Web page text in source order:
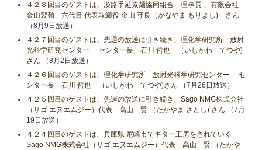
４２８回目のゲストは、淡路手延素麺協同組合 理事長 、有限会社
金山製麺 六代目 代表取締役 金山 守良（かなやま もりよし) さん
（8月9日放送）
４２７回目のゲストは、先週の放送に引き続き、理化学研究所 放射
光科学研究センター センター長 石川 哲也 （いしかわ てつや)
さん （8月2日放送）
４２６回目のゲストは、理化学研究所 放射光科学研究センター セ
ンター長 石川 哲也 （いしかわ てつや)さん （7月26日放送）
４２５回目のゲストは、先週の放送に引き続き、Sago NMG株式会社
（サゴ エヌエムジー）代表 高山 賢 （たかやま さとし) さん （7月
19日放送）
４２４回目のゲストは、兵庫県 尼崎市でギター工房をされている
Sago NMG株式会社（サゴ エヌエムジー）代表 高山 賢 （たかや